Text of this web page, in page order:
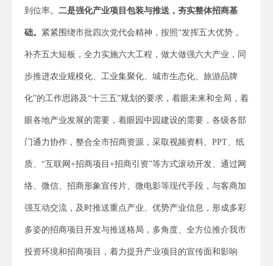
到位率。 二是强化产业项目包装与推送，夯实整体招商基
础。 紧紧围绕市批四次党代会精神，按照“发挥五大优势，
补齐五大短板，全力实施六大工程，做大做强六大产业，同
步推进农业规模化、工业集聚化、城市生态化、旅游品牌
化”的工作思路及“十三五”规划的要求，着眼未来和全局，着
眼各地产业发展的需要，着眼园中园建设的需要，各级各部
门通力协作，整合全市招商资源，采取视频资料、PPT、纸
质、“互联网+招商项目+招商引资”等方式滚动开发、通过网
络、微信、招商形象宣传片、微电影等现代手段，与客商加
强互动交流，及时推送重点产业、优势产业信息，形成多彩
多姿的招商项目开发与推送格局，多角度、全方位推介我市
投资环境和招商项目，着力提升产业项目的宣传面和影响